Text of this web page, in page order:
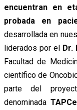
encuentran en
probada en
desarrollada en
liderados por el Dr.
Facultad de
científico de
parte del
denominada